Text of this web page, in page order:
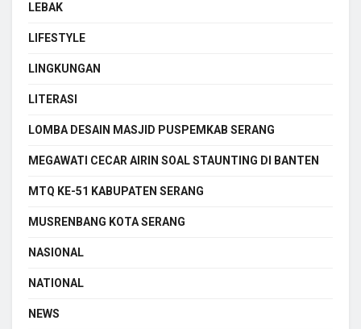
LEBAK
LIFESTYLE
LINGKUNGAN
LITERASI
LOMBA DESAIN MASJID PUSPEMKAB SERANG
MEGAWATI CECAR AIRIN SOAL STAUNTING DI BANTEN
MTQ KE-51 KABUPATEN SERANG
MUSRENBANG KOTA SERANG
NASIONAL
NATIONAL
NEWS